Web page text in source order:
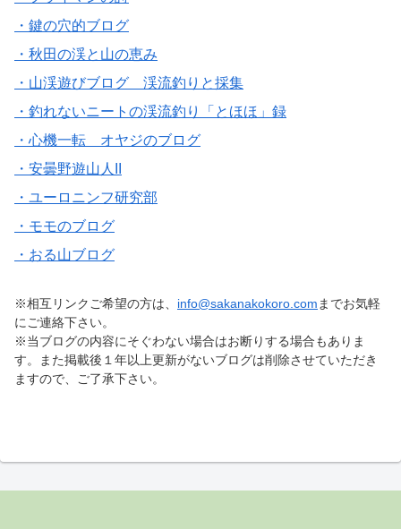
・鍵の穴的ブログ
・秋田の渓と山の恵み
・山渓遊びブログ 渓流釣りと採集
・釣れないニートの渓流釣り「とほほ」録
・心機一転 オヤジのブログ
・安曇野遊山人II
・ユーロニンフ研究部
・モモのブログ
・おる山ブログ
※相互リンクご希望の方は、 info@sakanakokoro.com までお気軽
にご連絡下さい。
※当ブログの内容にそぐわない場合はお断りする場合もありま
す。また掲載後１年以上更新がないブログは削除させていただき
ますので、ご了承下さい。